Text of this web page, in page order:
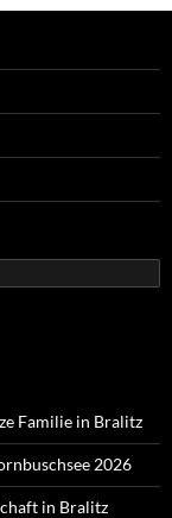
Familie in Bralitz
2026
in Bralitz